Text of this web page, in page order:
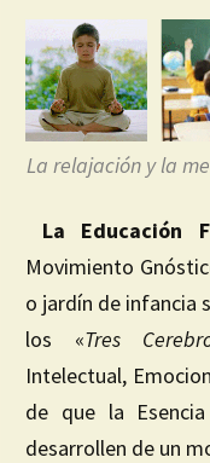
La relajación y la
La Educación
Movimiento
o jardín de infancia
los «Tres
Intelectual,
de que la
desarrollen de un